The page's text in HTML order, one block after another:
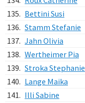
135. Bettini Susi
136. Stamm Stefanie
137. Jahn Olivia
138. Wertheimer Pia
139. Stroka Stephanie
140. Lange Maika
141. Illi Sabine